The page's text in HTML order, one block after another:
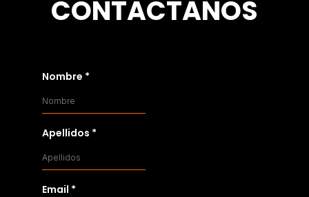
CONTACTANOS
Nombre *
Apellidos *
Email *